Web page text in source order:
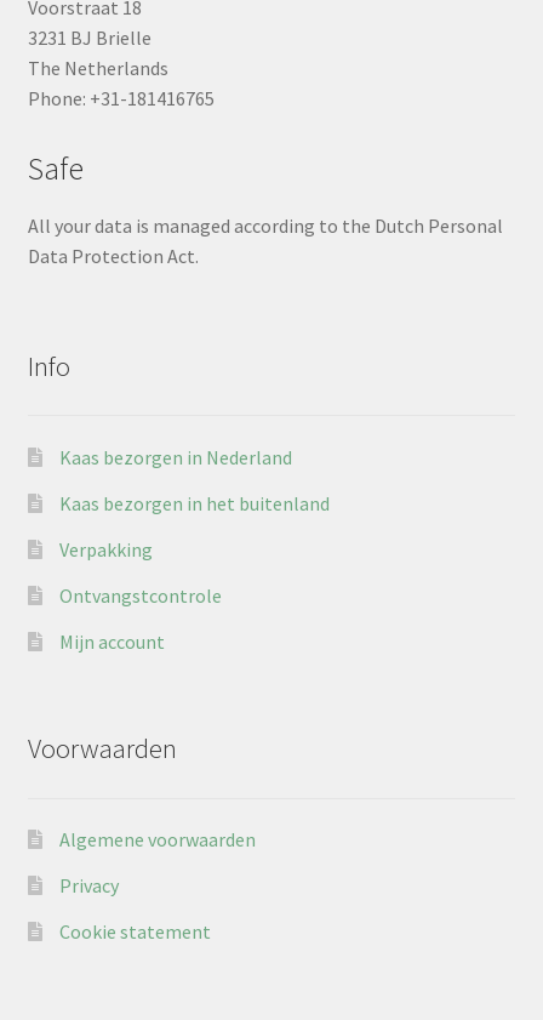
Voorstraat 18
3231 BJ Brielle
The Netherlands
Phone: +31-181416765
Safe
All your data is managed according to the Dutch Personal
Data Protection Act.
Info
Kaas bezorgen in Nederland
Kaas bezorgen in het buitenland
Verpakking
Ontvangstcontrole
Mijn account
Voorwaarden
Algemene voorwaarden
Privacy
Cookie statement